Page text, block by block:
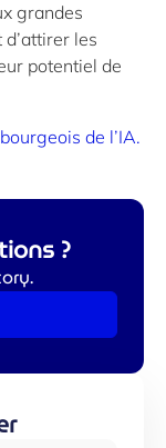
grandes
les
potentiel de
de l’IA.
?